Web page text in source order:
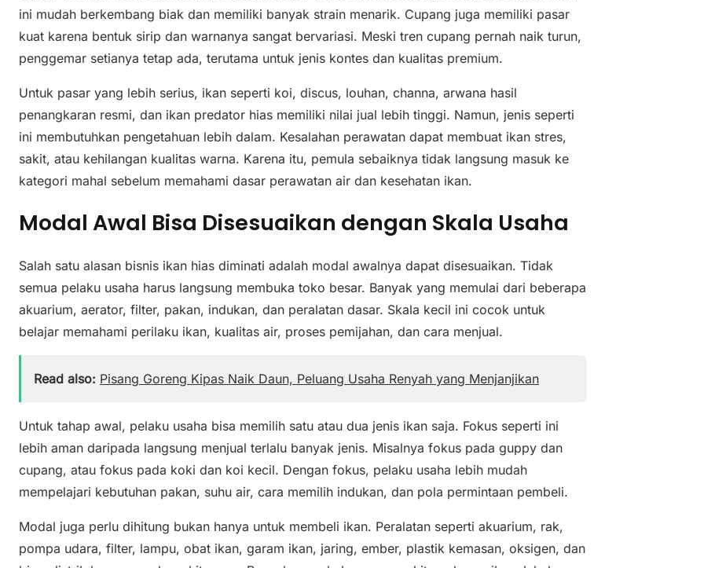
ini mudah berkembang biak dan memiliki banyak strain menarik. Cupang juga memiliki pasar
kuat karena bentuk sirip dan warnanya sangat bervariasi. Meski tren cupang pernah naik turun,
penggemar setianya tetap ada, terutama untuk jenis kontes dan kualitas premium.
Untuk pasar yang lebih serius, ikan seperti koi, discus, louhan, channa, arwana hasil
penangkaran resmi, dan ikan predator hias memiliki nilai jual lebih tinggi. Namun, jenis seperti
ini membutuhkan pengetahuan lebih dalam. Kesalahan perawatan dapat membuat ikan stres,
sakit, atau kehilangan kualitas warna. Karena itu, pemula sebaiknya tidak langsung masuk ke
kategori mahal sebelum memahami dasar perawatan air dan kesehatan ikan.
Modal Awal Bisa Disesuaikan dengan Skala Usaha
Salah satu alasan bisnis ikan hias diminati adalah modal awalnya dapat disesuaikan. Tidak
semua pelaku usaha harus langsung membuka toko besar. Banyak yang memulai dari beberapa
akuarium, aerator, filter, pakan, indukan, dan peralatan dasar. Skala kecil ini cocok untuk
belajar memahami perilaku ikan, kualitas air, proses pemijahan, dan cara menjual.
Read also: Pisang Goreng Kipas Naik Daun, Peluang Usaha Renyah yang Menjanjikan
Untuk tahap awal, pelaku usaha bisa memilih satu atau dua jenis ikan saja. Fokus seperti ini
lebih aman daripada langsung menjual terlalu banyak jenis. Misalnya fokus pada guppy dan
cupang, atau fokus pada koki dan koi kecil. Dengan fokus, pelaku usaha lebih mudah
mempelajari kebutuhan pakan, suhu air, cara memilih indukan, dan pola permintaan pembeli.
Modal juga perlu dihitung bukan hanya untuk membeli ikan. Peralatan seperti akuarium, rak,
pompa udara, filter, lampu, obat ikan, garam ikan, jaring, ember, plastik kemasan, oksigen, dan